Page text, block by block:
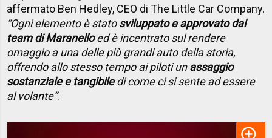
affermato Ben Hedley, CEO di The Little Car Company.
“Ogni elemento è statosviluppato e approvato dal
team di Maranelloed è incentrato sul rendere
omaggio a una delle più grandi auto della storia,
offrendo allo stesso tempo ai piloti unassaggio
sostanziale e tangibiledi come ci si sente ad essere
al volante”.